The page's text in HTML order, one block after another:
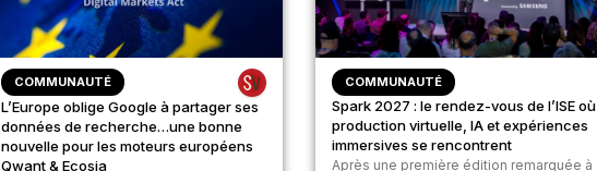
COMMUNAUTÉ
L’Europe oblige Google à partager ses
données de recherche…une bonne
nouvelle pour les moteurs européens
Qwant & Ecosia
COMMUNAUTÉ
Spark 2027 : le rendez-vous de l’ISE où
production virtuelle, IA et expériences
immersives se rencontrent
Après une première édition remarquée à